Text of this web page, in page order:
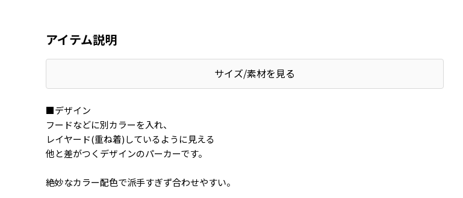
アイテム説明
サイズ/素材を見る
■デザイン
フードなどに別カラーを入れ、
レイヤード(重ね着)しているように見える
他と差がつくデザインのパーカーです。
絶妙なカラー配色で派手すぎず合わせやすい。